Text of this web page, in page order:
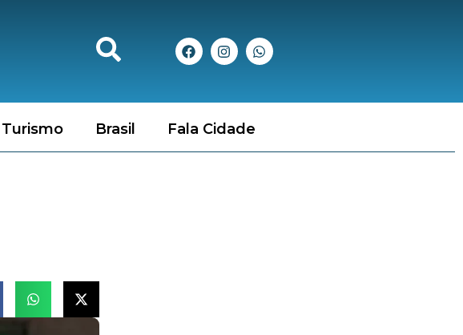
Turismo Brasil Fala Cidade